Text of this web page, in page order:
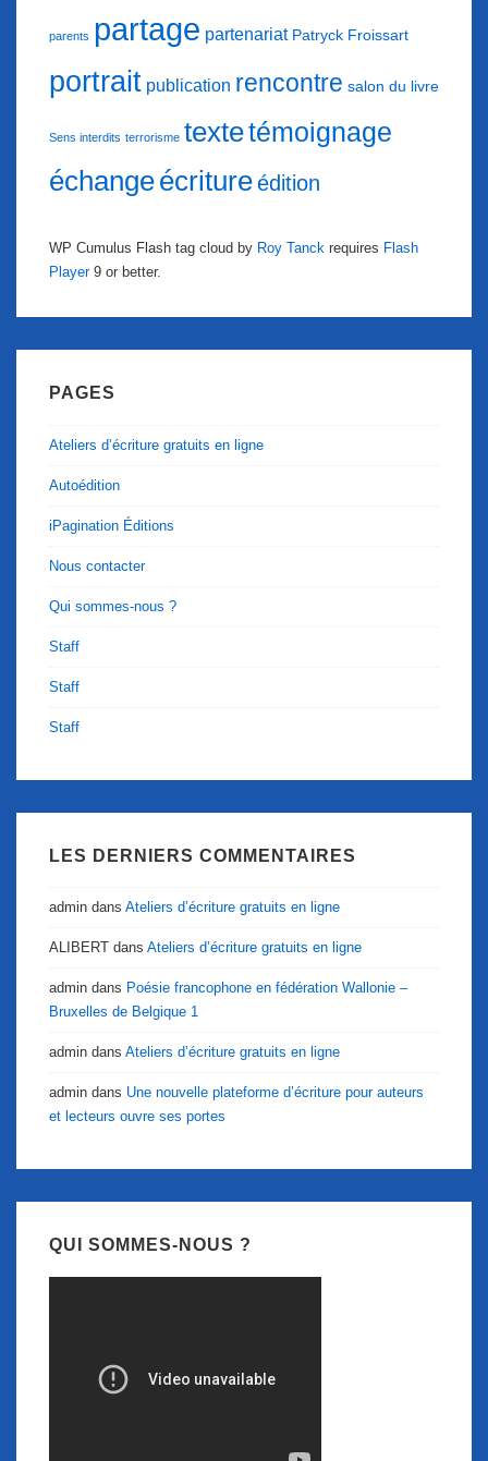
parents partage partenariat Patryck Froissart
portrait publication rencontre salon du livre
Sens interdits terrorisme textetémoignage
échangeécritureédition
WP Cumulus Flash tag cloud by Roy Tanck requires Flash
Player9 or better.
PAGES
Ateliers d’écriture gratuits en ligne
Autoédition
iPagination Éditions
Nous contacter
Qui sommes-nous ?
Staff
Staff
Staff
LES DERNIERS COMMENTAIRES
admin dans Ateliers d’écriture gratuits en ligne
ALIBERT dans Ateliers d’écriture gratuits en ligne
admin dans Poésie francophone en fédération Wallonie –
Bruxelles de Belgique 1
admin dans Ateliers d’écriture gratuits en ligne
admin dans Une nouvelle plateforme d’écriture pour auteurs
et lecteurs ouvre ses portes
QUI SOMMES-NOUS ?